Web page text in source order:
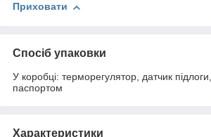
Приховати
Спосіб упаковки
У коробці: терморегулятор, датчик підлоги,
паспортом
Характеристики